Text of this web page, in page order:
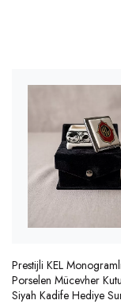
Prestijli KEL
Porselen Mücevher
Siyah Kadife Hediye